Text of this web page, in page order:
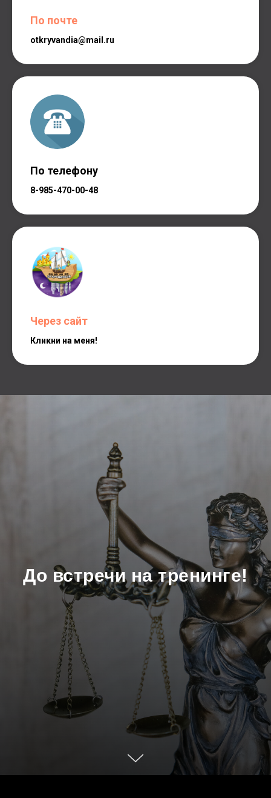
По почте
otkryvandia@mail.ru
По телефону
8-985-470-00-48
Через сайт
Кликни на меня!
До встречи на тренинге!